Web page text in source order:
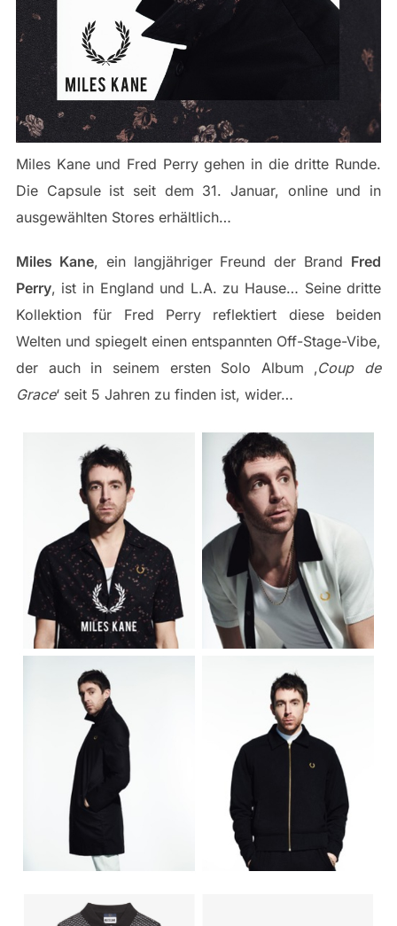
Miles Kane und Fred Perry gehen in die dritte Runde.
Die Capsule ist seit dem 31. Januar, online und in
ausgewählten Stores erhältlich…
Miles Kane, ein langjähriger Freund der Brand Fred
Perry, ist in England und L.A. zu Hause… Seine dritte
Kollektion für Fred Perry reflektiert diese beiden
Welten und spiegelt einen entspannten Off-Stage-Vibe,
der auch in seinem ersten Solo Album ‚Coup de
Grace‘ seit 5 Jahren zu finden ist, wider…